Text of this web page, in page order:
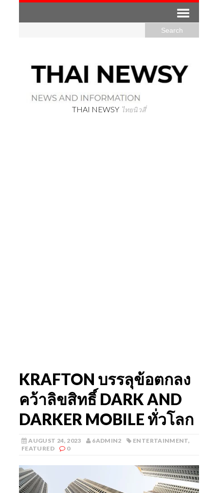
THAI NEWSY ไทยนิวสี่
KRAFTON บรรลุข้อตกลง
คว้าลิขสิทธิ์ DARK AND
DARKER MOBILE ทั่วโลก
AUGUST 24, 2023 6ADMIN2 ENTERTAINMENT,
FEATURED
0